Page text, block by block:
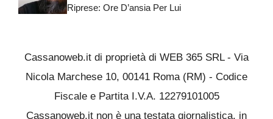
Riprese: Ore D’ansia Per Lui
Cassanoweb.it di proprietà di WEB 365 SRL - Via
Nicola Marchese 10, 00141 Roma (RM) - Codice
Fiscale e Partita I.V.A. 12279101005
Cassanoweb.it non è una testata giornalistica, in